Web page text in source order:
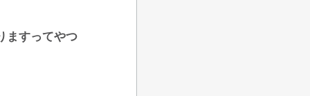
ますってやつ